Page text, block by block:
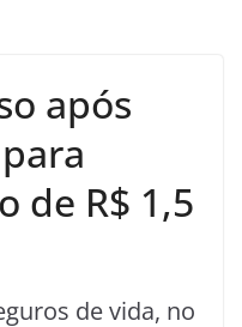
após
de R$ 1,5
de vida, no